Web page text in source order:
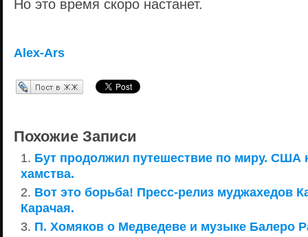
Но это время скоро настанет.
Alex-Ars
Перепост в ЖЖ
Похожие Записи
Бут продолжил путешествие по миру. США
хамства.
Вот это борьба! Пресс-релиз муджахедов
Карачая.
П. Хомяков о Медведеве и музыке Балеро